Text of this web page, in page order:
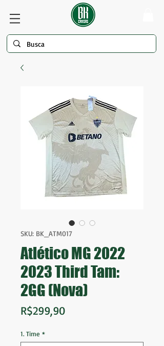
SKU: BK_ATM017
Atlético MG 2022
2023 Third Tam:
2GG (Nova)
R$299,90Price
1. Time *